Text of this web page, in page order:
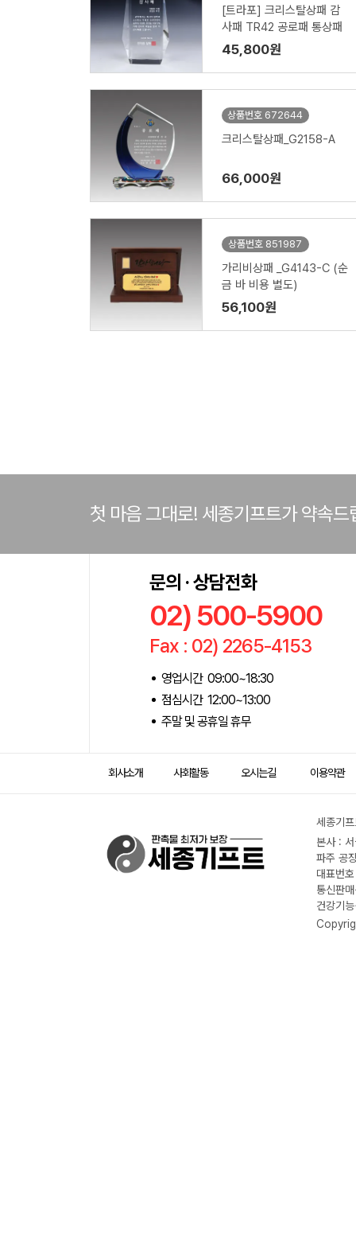
[트라포] 크리스탈상패 감
사패 TR42 공로패 통상패
45,800원
상품번호 672644
크리스탈상패_G2158-A
66,000원
상품번호 851987
가리비상패 _G4143-C (순
금 바 비용 별도)
56,100원
첫 마음 그대로! 세종기프트가 약속드
문의 · 상담전화
02) 500-5900
Fax : 02) 2265-4153
영업시간 09:00~18:30
점심시간 12:00~13:00
주말 및 공휴일 휴무
회사소개 사회활동 오시는길 이용약관
세종기
본사 :
파주 공
대표번
통신판
건강기